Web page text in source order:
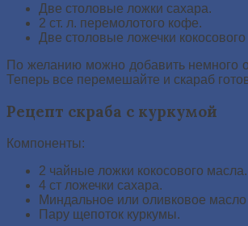
Две столовые ложки сахара.
2 ст. л. перемолотого кофе.
Две столовые ложечки
По желанию можно добавить немного
Теперь все перемешайте и скараб
Рецепт скраба с куркумой
Компоненты:
2 чайные ложки кокосового масла.
4 ст ложечки сахара.
Миндальное или оливковое масло
Пару щепоток куркумы.